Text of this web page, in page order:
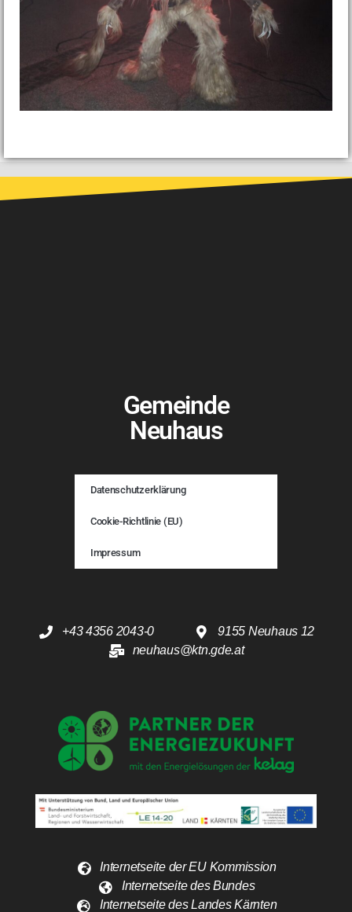
Gemeinde
Neuhaus
Datenschutzerklärung
Cookie-Richtlinie (EU)
Impressum
+43 4356 2043-0
9155 Neuhaus 12
neuhaus@ktn.gde.at
Internetseite der EU Kommission
Internetseite des Bundes
Internetseite des Landes Kärnten